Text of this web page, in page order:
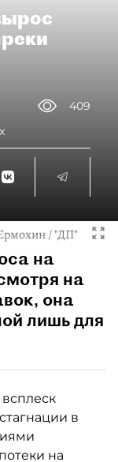
409
/ "ДП"
на
на
она
лишь для
в
на